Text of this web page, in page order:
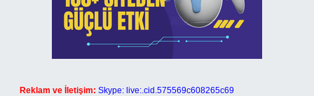
Reklam ve İletişim: Skype: live:.cid.575569c608265c69